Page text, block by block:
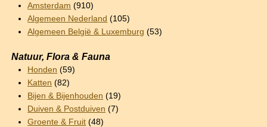
Amsterdam (910)
Algemeen Nederland (105)
Algemeen België & Luxemburg (53)
Natuur, Flora & Fauna
Honden (59)
Katten (82)
Bijen & Bijenhouden (19)
Duiven & Postduiven (7)
Groente & Fruit (48)